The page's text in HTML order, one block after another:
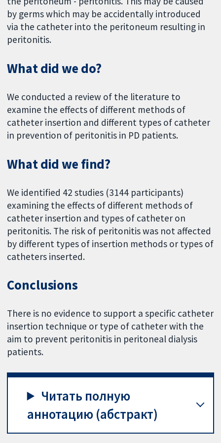
by germs which may be accidentally introduced
via the catheter into the peritoneum resulting in
peritonitis.
What did we do?
We conducted a review of the literature to
examine the effects of different methods of
catheter insertion and different types of catheter
in prevention of peritonitis in PD patients.
What did we find?
We identified 42 studies (3144 participants)
examining the effects of different methods of
catheter insertion and types of catheter on
peritonitis. The risk of peritonitis was not affected
by different types of insertion methods or types of
catheters inserted.
Conclusions
There is no evidence to support a specific catheter
insertion technique or type of catheter with the
aim to prevent peritonitis in peritoneal dialysis
patients.
Читать полную
аннотацию (абстракт)